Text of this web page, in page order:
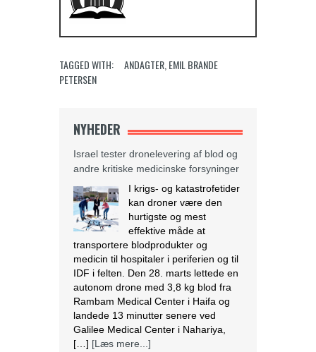
TAGGED WITH: ANDAGTER EMIL BRANDE
PETERSEN
NYHEDER
Israel tester dronelevering af blod og
andre kritiske medicinske forsyninger
I krigs- og katastrofetider
kan droner være den
hurtigste og mest
effektive måde at
transportere blodprodukter og
medicin til hospitaler i periferien og til
IDF i felten. Den 28. marts lettede en
autonom drone med 3,8 kg blod fra
Rambam Medical Center i Haifa og
landede 13 minutter senere ved
Galilee Medical Center i Nahariya,
[…] [Læs mere...]